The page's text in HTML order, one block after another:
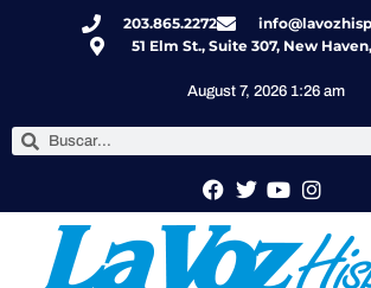
203.865.2272
51 Elm St., Suite 307, New
August 7, 2026 1:26 am